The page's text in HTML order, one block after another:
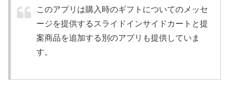
このアプリは購入時のギフトについてのメッセ
ージを提供するスライドインサイドカートと提
案商品を追加する別のアプリも提供していま
す。